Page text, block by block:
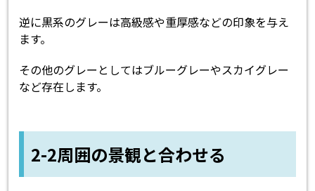
逆に黒系のグレーは高級感や重厚感などの印象を与え
ます。
その他のグレーとしてはブルーグレーやスカイグレー
など存在します。
2-2周囲の景観と合わせる